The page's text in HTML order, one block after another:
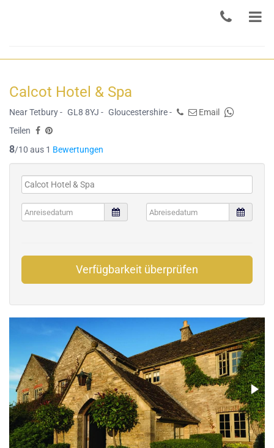
Calcot Hotel & Spa
Near Tetbury - GL8 8YJ - Gloucestershire -
Email
Teilen
8/10 aus 1 Bewertungen
Verfügbarkeit überprüfen